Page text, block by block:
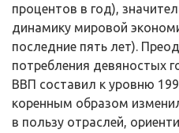
процентов в год),
динамику мировой
последние пять лет).
потребления девяностых
ВВП составил к уровню
коренным образом
в пользу отраслей,